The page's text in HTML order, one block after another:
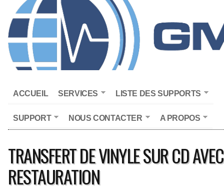
ACCUEIL SERVICES LISTE DES SUPPORTS
SUPPORT NOUS CONTACTER A PROPOS
TRANSFERT DE VINYLE SUR CD AVEC
RESTAURATION